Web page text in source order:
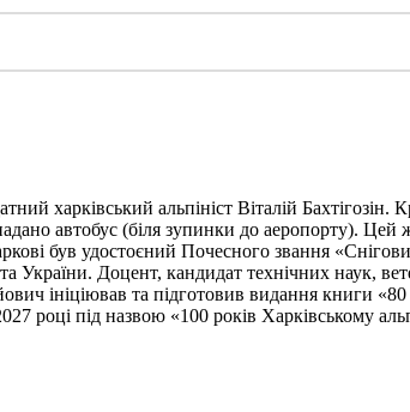
харківський альпініст Віталій Бахтігозін.
автобус (біля зупинки до аеропорту). Цей
був удостоєний Почесного звання
України. Доцент, кандидат технічних наук,
ініціював та підготовив видання книги «80
році під назвою «100 років Харківському